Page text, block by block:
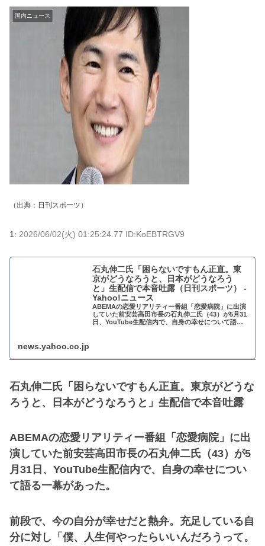
国内ニュース
（出典： 日刊スポーツ ）
1: 2026/06/02(火) 01:25:24.77 ID:KoEBTRGV9
石丸伸二氏「困らないですもん正直。東
京がどうなろうと、日本がどうなろう
と」生配信で本音吐露（日刊スポーツ） -
Yahoo!ニュース
ABEMAの恋愛リアリティー番組「恋愛病院」に出演
していた前安芸高田市長の石丸伸二氏（43）が5月31
日、YouTube生配信内で、自身の幸せについて語る
news.yahoo.co.jp
石丸伸二氏「困らないですもん正直。東京がどうな
ろうと、日本がどうなろうと」生配信で本音吐露
ABEMAの恋愛リアリティー番組「恋愛病院」に出
演していた前安芸高田市長の石丸伸二氏（43）が5
月31日、YouTube生配信内で、自身の幸せについ
て語る一幕があった。
前段で、今の自分が幸せだと熱弁。充足している自
分に対し「僕、人生何やったらいいんだろうって。